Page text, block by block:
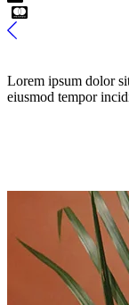
Lorem ipsum dolor
eiusmod tempor